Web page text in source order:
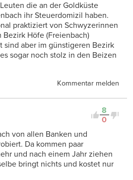
die an der Goldküste
ihr Steuerdomizil haben.
praktiziert von Schwyzerinnen
Höfe (Freienbach)
sind aber im günstigeren Bezirk
sogar noch stolz in den Beizen
Kommentar melden
8
0
von allen Banken und
Da kommen paar
und nach einem Jahr ziehen
bringt nichts und kostet nur